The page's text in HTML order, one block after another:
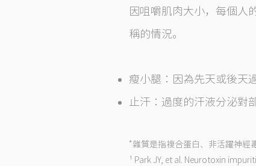
因咀嚼肌肉大小，每個人
稱的情況。
瘦小腿：因為先天或後天
止汗：過度的汗液分泌對
*雜質是指複合蛋白、非活躍神經
¹ Park JY, et al. Neurotoxin